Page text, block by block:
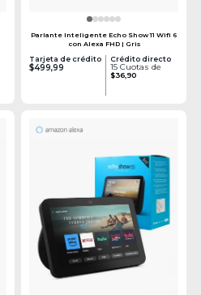
Parlante Inteligente Echo Show 11 Wifi 6
con Alexa FHD | Gris
Tarjeta de crédito
$499,99
Crédito directo
15 Cuotas de
$36,90